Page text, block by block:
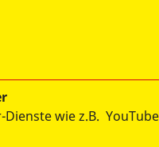
wie z.B.